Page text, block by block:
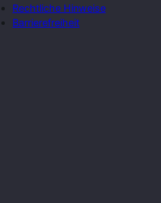
Rechtliche Hinweise
Barrierefreiheit